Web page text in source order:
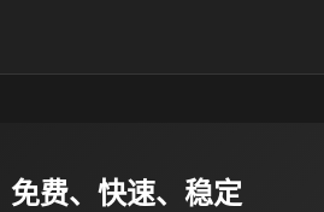
免费、快速、稳定